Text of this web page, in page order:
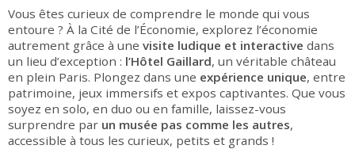
Vous êtes curieux de comprendre le monde qui vous
entoure ? À la Cité de l’Économie, explorez l’économie
autrement grâce à une visite ludique et interactive dans
un lieu d’exception : l’Hôtel Gaillard, un véritable château
en plein Paris. Plongez dans une expérience unique, entre
patrimoine, jeux immersifs et expos captivantes. Que vous
soyez en solo, en duo ou en famille, laissez-vous
surprendre par un musée pas comme les autres,
accessible à tous les curieux, petits et grands !